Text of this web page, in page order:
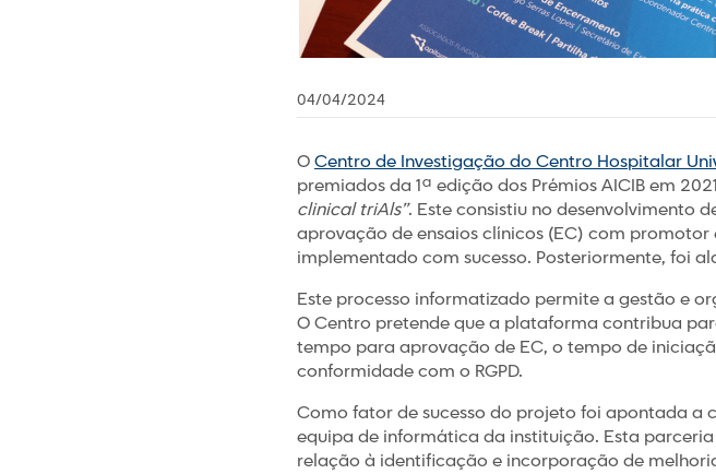
04/04/2024
OCentro de Investigação do Centro Hospitalar
premiados da 1ª edição dos Prémios AICIB em
clinical triAls”. Este consistiu no desenvolvimento
aprovação de ensaios clínicos (EC) com
implementado com sucesso. Posteriormente, foi
Este processo informatizado permite a gestão e
O Centro pretende que a plataforma contribua
tempo para aprovação de EC, o tempo de
conformidade com o RGPD.
Como fator de sucesso do projeto foi apontada a
equipa de informática da instituição. Esta
relação à identificação e incorporação de